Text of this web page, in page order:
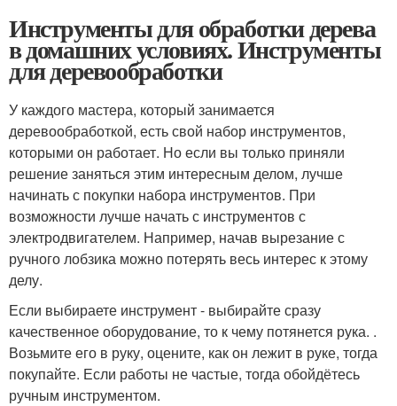
Инструменты для обработки дерева
в домашних условиях. Инструменты
для деревообработки
У каждого мастера, который занимается
деревообработкой, есть свой набор инструментов,
которыми он работает. Но если вы только приняли
решение заняться этим интересным делом, лучше
начинать с покупки набора инструментов. При
возможности лучше начать с инструментов с
электродвигателем. Например, начав вырезание с
ручного лобзика можно потерять весь интерес к этому
делу.
Если выбираете инструмент - выбирайте сразу
качественное оборудование, то к чему потянется рука. .
Возьмите его в руку, оцените, как он лежит в руке, тогда
покупайте. Если работы не частые, тогда обойдётесь
ручным инструментом.